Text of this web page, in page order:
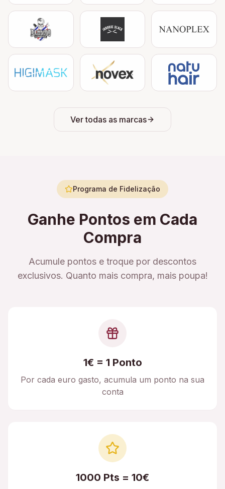
Ver todas as marcas
Programa de Fidelização
Ganhe Pontos em Cada
Compra
Acumule pontos e troque por descontos
exclusivos. Quanto mais compra, mais poupa!
1€ = 1 Ponto
Por cada euro gasto, acumula um ponto na sua
conta
1000 Pts = 10€